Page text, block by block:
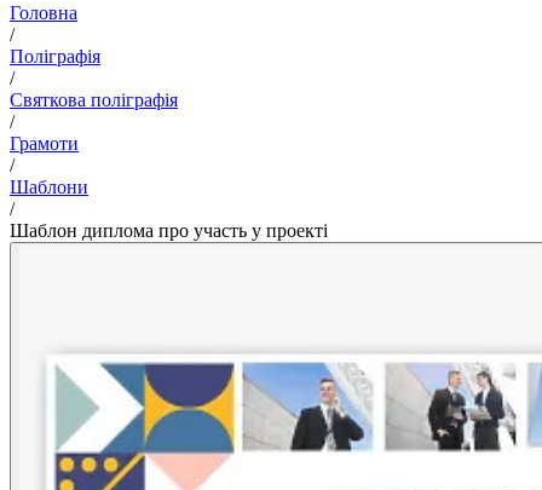
Головна
/
Поліграфія
/
Святкова поліграфія
/
Грамоти
/
Шаблони
/
Шаблон диплома про участь у проекті